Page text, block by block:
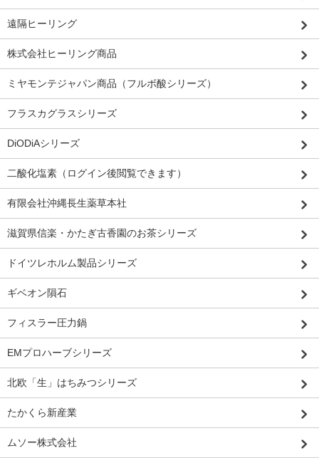
遠隔ヒーリング
株式会社ヒーリング商品
ミヤモンテジャパン商品（フルボ酸シリーズ）
フラスカグラスシリーズ
DiODiAシリーズ
二酸化塩素（ログイン後閲覧できます）
有限会社沖縄長生薬草本社
滋賀県信楽・かたぎ古香園のお茶シリーズ
ドイツレホルム製品シリーズ
ギベオン隕石
フィスラー圧力鍋
EMプロハーブシリーズ
北欧「生」はちみつシリーズ
たかくら新産業
ムソー株式会社